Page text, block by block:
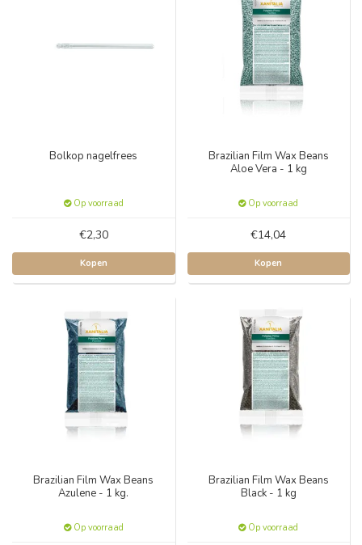
Bolkop nagelfrees
Op voorraad
€2,30
Kopen
Brazilian Film Wax Beans
Aloe Vera - 1 kg
Op voorraad
€14,04
Kopen
Brazilian Film Wax Beans
Azulene - 1 kg.
Op voorraad
Brazilian Film Wax Beans
Black - 1 kg
Op voorraad